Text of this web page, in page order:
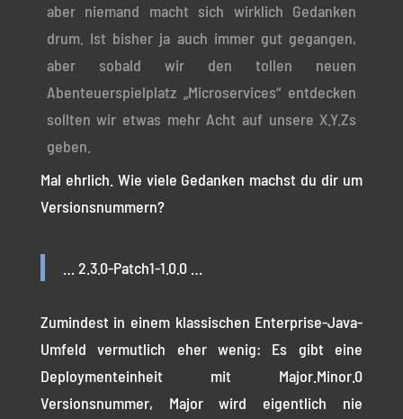
aber niemand macht sich wirklich Gedanken
drum. Ist bisher ja auch immer gut gegangen,
aber sobald wir den tollen neuen
Abenteuerspielplatz „Microservices“ entdecken
sollten wir etwas mehr Acht auf unsere X.Y.Zs
geben.
Mal ehrlich. Wie viele Gedanken machst du dir um
Versionsnummern?
… 2.3.0-Patch1-1.0.0 …
Zumindest in einem klassischen Enterprise-Java-
Umfeld vermutlich eher wenig: Es gibt eine
Deploymenteinheit mit Major.Minor.0
Versionsnummer, Major wird eigentlich nie